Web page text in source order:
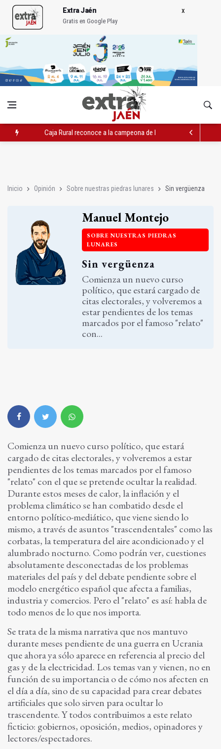
Extra Jaén
Gratis en Google Play
Caja Rural reconoce a la campeona de España de Natación,
Inicio Opinión Sobre nuestras piedras lunares Sin vergüenza
Manuel Montejo
SOBRE NUESTRAS PIEDRAS
LUNARES
Sin vergüenza
Comienza un nuevo curso
político, que estará cargado de
citas electorales, y volveremos a
estar pendientes de los temas
marcados por el famoso "relato"
con...
Comienza un nuevo curso político, que estará
cargado de citas electorales, y volveremos a estar
pendientes de los temas marcados por el famoso
"relato" con el que se pretende ocultar la realidad.
Durante estos meses de calor, la inflación y el
problema climático se han combatido desde el
entorno político-mediático, que viene siendo lo
mismo, a través de asuntos "trascendentales" como las
corbatas, la temperatura del aire acondicionado y el
alumbrado nocturno. Como podrán ver, cuestiones
absolutamente desconectadas de los problemas
materiales del país y del debate pendiente sobre el
modelo energético español que afecta a familias,
industria y comercios. Pero el "relato" es así: habla de
todo menos de lo que nos importa.
Se trata de la misma narrativa que nos mantuvo
durante meses pendiente de una guerra en Ucrania
que ahora ya sólo aparece en referencia al precio del
gas y de la electricidad. Los temas van y vienen, no en
función de su importancia o de cómo nos afecten en
el día a día, sino de su capacidad para crear debates
artificiales que solo sirven para ocultar lo
trascendente. Y todos contribuimos a este relato
ficticio: gobiernos, oposición, medios, opinadores y
lectores/espectadores.